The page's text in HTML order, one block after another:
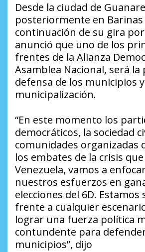
Desde la ciudad de
posteriormente en Barinas
continuación de su gira
anunció que uno de los
frentes de la Alianza
Asamblea Nacional, será
defensa de los municipios
municipalización.
“En este momento los
democráticos, la sociedad
comunidades organizadas
los embates de la crisis
Venezuela, vamos a
nuestros esfuerzos en
elecciones del 6D. Estamos
frente a cualquier
lograr una fuerza política
contundente para
municipios”, dijo